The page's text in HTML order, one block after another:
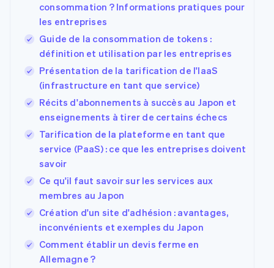
consommation ? Informations pratiques pour
les entreprises
Guide de la consommation de tokens :
définition et utilisation par les entreprises
Présentation de la tarification de l'IaaS
(infrastructure en tant que service)
Récits d'abonnements à succès au Japon et
enseignements à tirer de certains échecs
Tarification de la plateforme en tant que
service (PaaS) : ce que les entreprises doivent
savoir
Ce qu'il faut savoir sur les services aux
membres au Japon
Création d'un site d'adhésion : avantages,
inconvénients et exemples du Japon
Comment établir un devis ferme en
Allemagne ?